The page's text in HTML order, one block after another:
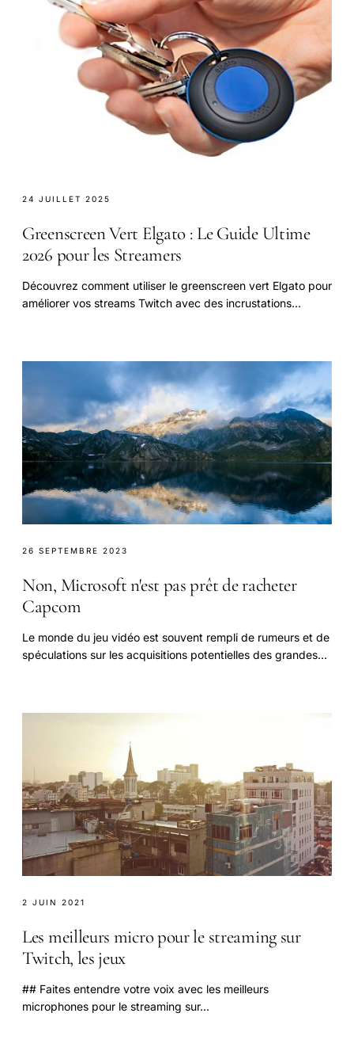
24 JUILLET 2025
Greenscreen Vert Elgato : Le Guide Ultime
2026 pour les Streamers
Découvrez comment utiliser le greenscreen vert Elgato pour
améliorer vos streams Twitch avec des incrustations
26 SEPTEMBRE 2023
Non, Microsoft n'est pas prêt de racheter
Capcom
Le monde du jeu vidéo est souvent rempli de rumeurs et de
spéculations sur les acquisitions potentielles des grandes
2 JUIN 2021
Les meilleurs micro pour le streaming sur
Twitch, les jeux
## Faites entendre votre voix avec les meilleurs
microphones pour le streaming sur...